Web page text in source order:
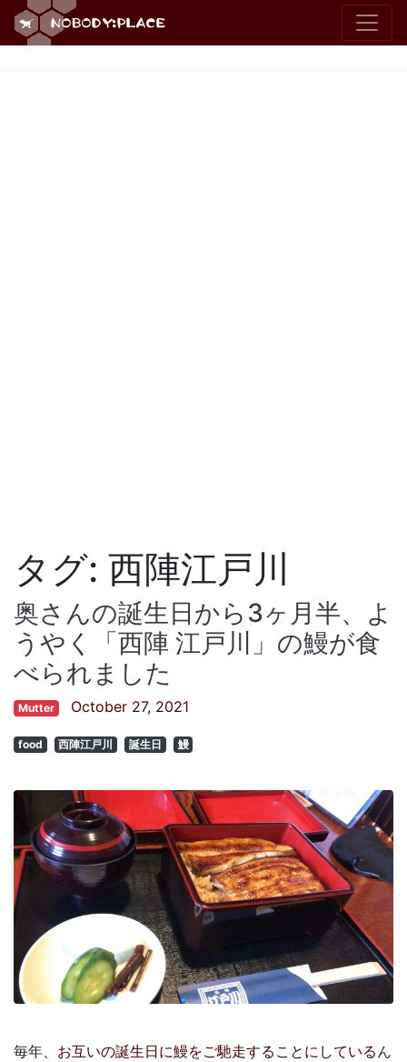
タグ: 西陣江戸川
奥さんの誕生日から3ヶ月半、よ
うやく「西陣 江戸川」の鰻が食
べられました
Mutter October 27, 2021
food 西陣江戸川 誕生日 鰻
毎年、 お互いの誕生日に鰻をご馳走することにしているん